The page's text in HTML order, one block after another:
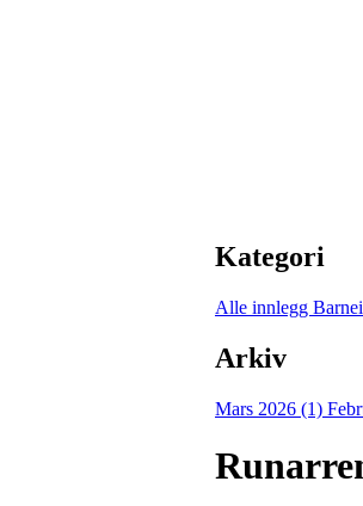
Kategori
Alle innlegg
Arkiv
Mars 2026 (1)